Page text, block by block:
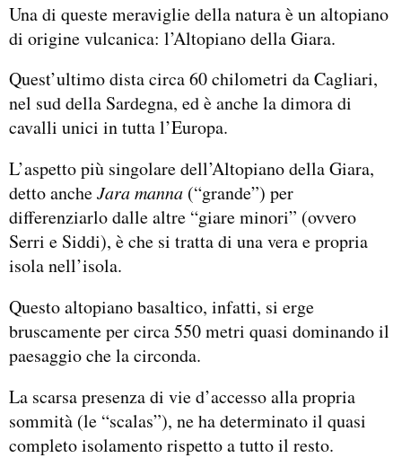
Una di queste meraviglie della natura è un altopiano
di origine vulcanica: l’Altopiano della Giara.
Quest’ultimo dista circa 60 chilometri da Cagliari,
nel sud della Sardegna, ed è anche la dimora di
cavalli unici in tutta l’Europa.
L’aspetto più singolare dell’Altopiano della Giara,
detto ancheJara manna (“grande”) per
differenziarlo dalle altre “giare minori” (ovvero
Serri e Siddi), è che si tratta di una vera e propria
isola nell’isola.
Questo altopiano basaltico, infatti, si erge
bruscamente per circa 550 metri quasi dominando il
paesaggio che la circonda.
La scarsa presenza di vie d’accesso alla propria
sommità (le “scalas”), ne ha determinato il quasi
completo isolamento rispetto a tutto il resto.